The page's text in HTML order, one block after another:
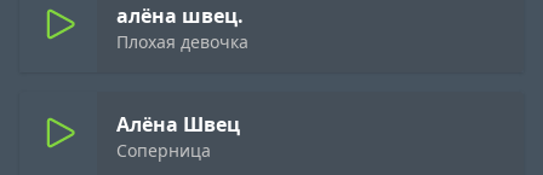
алёна швец.
Плохая девочка
Алёна Швец
Соперница